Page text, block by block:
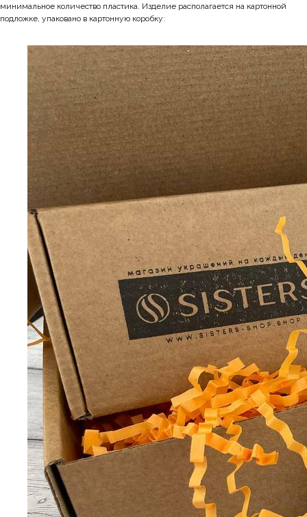
минимальное количество пластика. Изделие располагается на картонной
подложке, упаковано в картонную коробку: